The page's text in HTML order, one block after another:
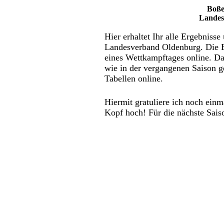
Hier erhaltet Ihr alle
Landesverband Oldenburg. Die
eines Wettkampftages online.
wie in der vergangenen Saison
Tabellen online.
Hiermit gratuliere ich noch
Kopf hoch! Für die nächste